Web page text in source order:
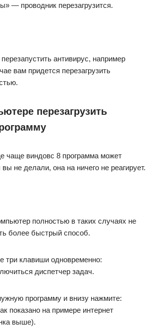
— проводник перезагрузится.
антивирус, например
вам придется перезагрузить
перезагрузить
чаще виндовс 8 программа может
не делали, она на ничего не реагирует.
полностью в таких случаях не
более быстрый способ.
три клавиши одновременно:
диспетчер задач.
программу и внизу нажмите:
показано на примере интернет
выше).